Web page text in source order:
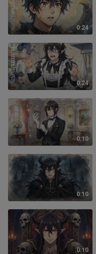
0:24
0:24
0:10
0:10
0:10